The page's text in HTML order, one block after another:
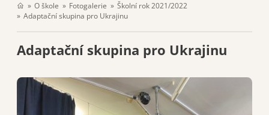
O škole Fotogalerie
Školní rok 2021/2022
Adaptační skupina pro Ukrajinu
Adaptační skupina pro Ukrajinu